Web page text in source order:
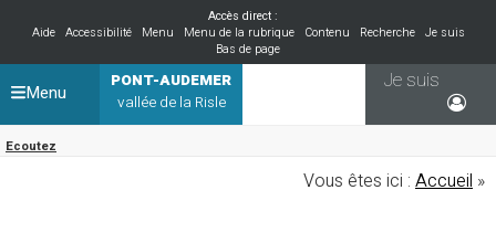
Accès direct :
Aide
Accessibilité Menu Menu de la rubrique Contenu Recherche
Je suis
Bas de page
PONT-AUDEMER
vallée de la Risle
Ecoutez
Je suis
Menu
Vous êtes ici : Accueil »